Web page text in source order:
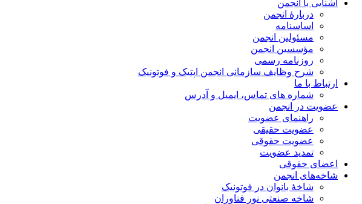
آشنایی با انجمن
دربارۀ انجمن
اساسنامه
مسئولین انجمن
مؤسسین انجمن
روزنامه رسمی
شرح وظایف سازمانی انجمن اپتیک و فوتونیک
ارتباط با ما
شماره های تماس، ایمیل و آدرس
عضویت در انجمن
راهنمای عضویت
عضویت حقیقی
عضویت حقوقی
تمدید عضویت
اعضای حقوقی
شاخه‌های انجمن
شاخۀ بانوان در فوتونیک
شاخه صنعتی نور فناوران